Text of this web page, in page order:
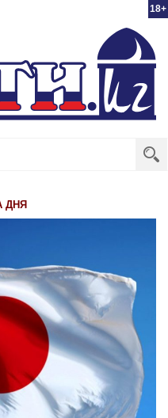
18+
ДНЯ